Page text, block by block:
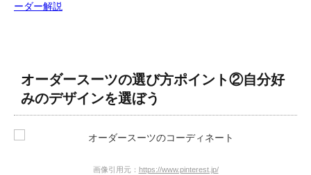
ーダー解説
オーダースーツの選び方ポイント②自分好
みのデザインを選ぼう
画像引用元： https://www.pinterest.jp/